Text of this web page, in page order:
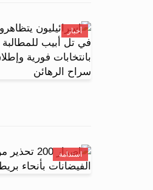
أخبار
استدامة